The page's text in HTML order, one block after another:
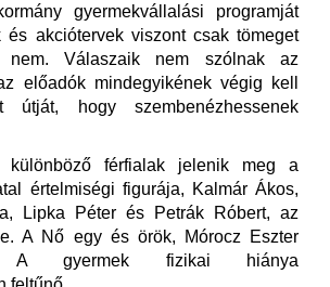
gyermekvállalási programját
és akciótervek viszont csak tömeget
nem. Válaszaik nem szólnak az
előadók mindegyikének végig kell
hogy szembenézhessenek
különböző férfialak jelenik meg a
értelmiségi figurája, Kalmár Ákos,
Lipka Péter és Petrák Róbert, az
A Nő egy és örök, Mórocz Eszter
A gyermek fizikai hiánya